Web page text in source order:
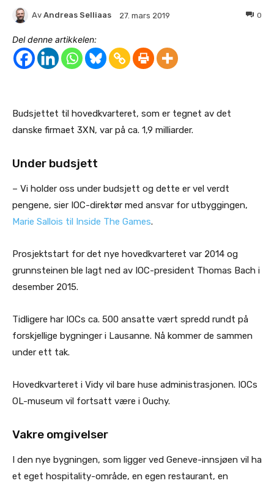
Av Andreas Selliaas 27. mars 2019 0
Del denne artikkelen:
Budsjettet til hovedkvarteret, som er tegnet av det
danske firmaet 3XN, var på ca. 1,9 milliarder.
Under budsjett
– Vi holder oss under budsjett og dette er vel verdt
pengene, sier IOC-direktør med ansvar for utbyggingen,
Marie Sallois til Inside The Games.
Prosjektstart for det nye hovedkvarteret var 2014 og
grunnsteinen ble lagt ned av IOC-president Thomas Bach i
desember 2015.
Tidligere har IOCs ca. 500 ansatte vært spredd rundt på
forskjellige bygninger i Lausanne. Nå kommer de sammen
under ett tak.
Hovedkvarteret i Vidy vil bare huse administrasjonen. IOCs
OL-museum vil fortsatt være i Ouchy.
Vakre omgivelser
I den nye bygningen, som ligger ved Geneve-innsjøen vil ha
et eget hospitality-område, en egen restaurant, en